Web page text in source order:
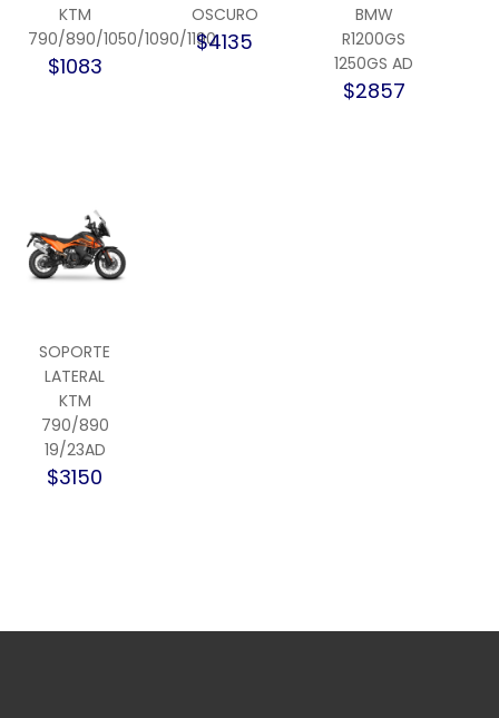
KTM
790/890/1050/1090/1190
$1083
OSCURO
$4135
BMW
R1200GS
1250GS AD
$2857
SOPORTE
LATERAL
KTM
790/890
19/23AD
$3150